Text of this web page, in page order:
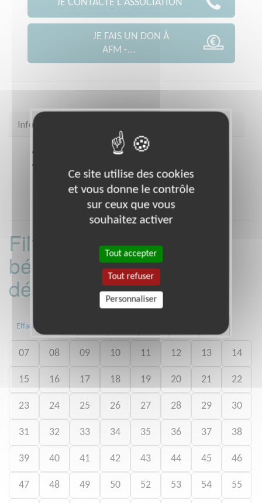
JE CONTACTE L'ASSOCIATION
JE FAIS UN DON À
AFM -...
Infos pratiques
coordination.telethon.fr/coo/0900/
Pierre Melville BELFORT (90000)
Filtrer les missions
bénévoles par
département :
Effacer
07 08 09 10 11 12 13 14
15 16 17 18 19 20 21 22
23 24 25 26 27 28 29 30
31 32 33 34 35 36 37 38
39 40 41 42 43 44 45 46
47 48 49 50 52 53 54 55
Ce site utilise des cookies
et vous donne le contrôle
sur ceux que vous
souhaitez activer
Tout accepter
Tout refuser
Personnaliser